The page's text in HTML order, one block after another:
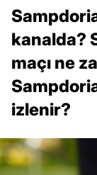
kanalda?
maçı ne
izlenir?